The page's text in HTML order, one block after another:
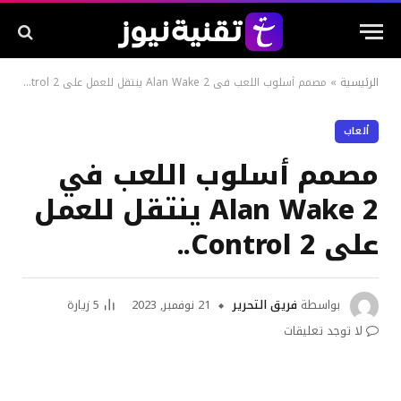
الرئيسية » مصمم أسلوب اللعب في Alan Wake 2 ينتقل للعمل على Control 2..
ألعاب
مصمم أسلوب اللعب في
Alan Wake 2 ينتقل للعمل
على Control 2..
بواسطة فريق التحرير 21 نوفمبر, 2023 5زيارة
لا توجد تعليقات